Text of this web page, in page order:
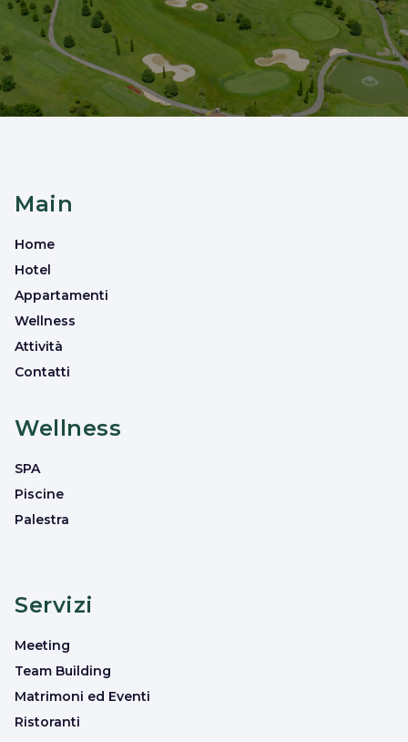
Main
Home
Hotel
Appartamenti
Wellness
Attività
Contatti
Wellness
SPA
Piscine
Palestra
Servizi
Meeting
Team Building
Matrimoni ed Eventi
Ristoranti